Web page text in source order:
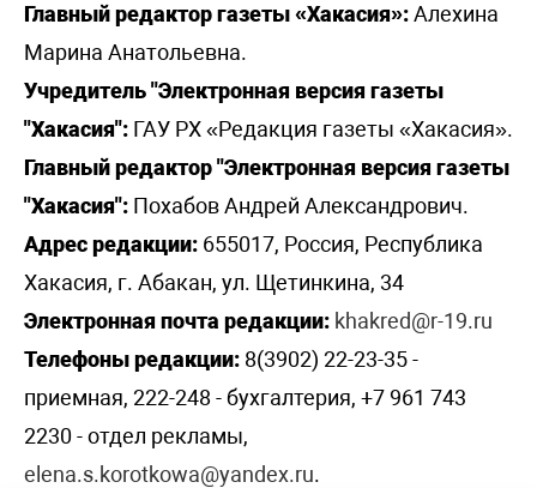
Главный редактор газеты «Хакасия»:Алехина
Марина Анатольевна.
Учредитель "Электронная версия газеты
"Хакасия": ГАУ РХ «Редакция газеты «Хакасия».
Главный редактор "Электронная версия газеты
"Хакасия": Похабов Андрей Александрович.
Адрес редакции: 655017, Россия, Республика
Хакасия, г. Абакан, ул. Щетинкина, 34
Электронная почта редакции: khakred@r-19.ru
Телефоны редакции: 8(3902) 22-23-35 -
приемная, 222-248 - бухгалтерия, +7 961 743
2230 - отдел рекламы,
elena.s.korotkowa@yandex.ru.